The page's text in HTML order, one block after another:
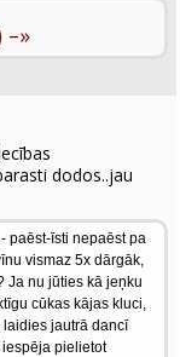
–»
dodos..jau
paēst-īsti nepaēst pa
vismaz 5x dārgāk,
Ja nu jūties kā jeņku
cūkas kājas kluci,
jautrā dancī
pielietot